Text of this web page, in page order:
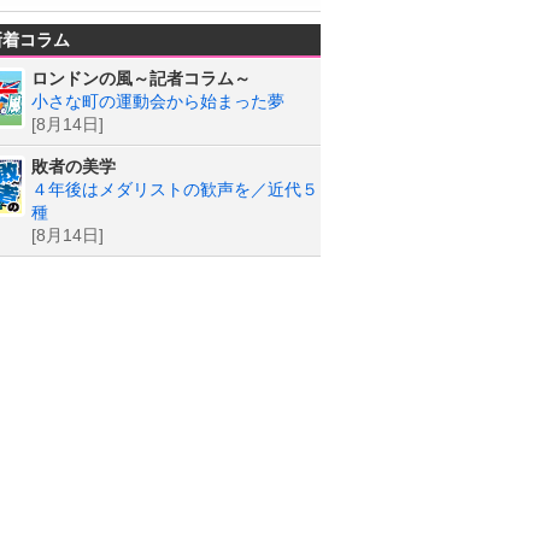
コラム
ロンドンの風～記者コラム～
小さな町の運動会から始まった夢
[8月14日]
敗者の美学
４年後はメダリストの歓声を／近代５
種
[8月14日]